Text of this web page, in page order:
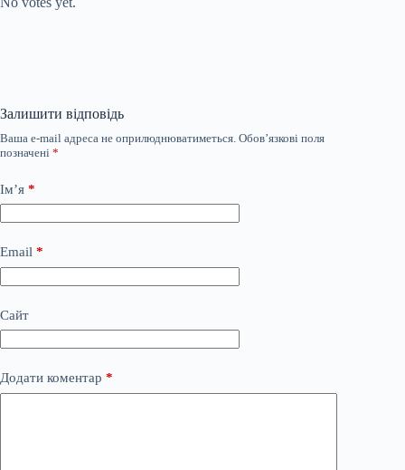
Залишити відповідь
Ваша e-mail адреса не оприлюднюватиметься. Обов’язкові поля
позначені *
Ім’я *
Email *
Сайт
Додати коментар *